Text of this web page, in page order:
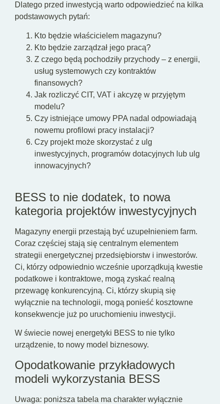
Dlatego przed inwestycją warto odpowiedzieć na kilka
podstawowych pytań:
Kto będzie właścicielem magazynu?
Kto będzie zarządzał jego pracą?
Z czego będą pochodziły przychody – z energii,
usług systemowych czy kontraktów
finansowych?
Jak rozliczyć CIT, VAT i akcyzę w przyjętym
modelu?
Czy istniejące umowy PPA nadal odpowiadają
nowemu profilowi pracy instalacji?
Czy projekt może skorzystać z ulg
inwestycyjnych, programów dotacyjnych lub ulg
innowacyjnych?
BESS to nie dodatek, to nowa
kategoria projektów inwestycyjnych
Magazyny energii przestają być uzupełnieniem farm.
Coraz częściej stają się centralnym elementem
strategii energetycznej przedsiębiorstw i inwestorów.
Ci, którzy odpowiednio wcześnie uporządkują kwestie
podatkowe i kontraktowe, mogą zyskać realną
przewagę konkurencyjną. Ci, którzy skupią się
wyłącznie na technologii, mogą ponieść kosztowne
konsekwencje już po uruchomieniu inwestycji.
W świecie nowej energetyki BESS to nie tylko
urządzenie, to nowy model biznesowy.
Opodatkowanie przykładowych
modeli wykorzystania BESS
Uwaga: poniższa tabela ma charakter wyłącznie